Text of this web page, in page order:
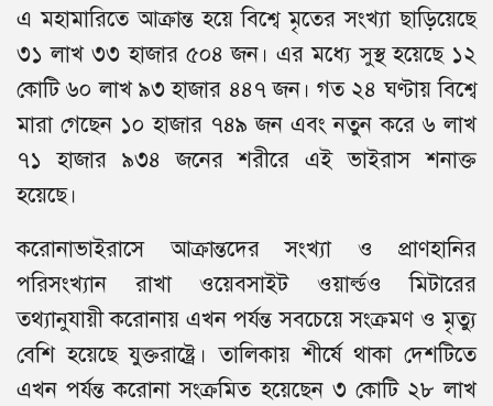
এ মহামারিতে আক্রান্ত হয়ে বিশ্বে মৃতের সংখ্যা ছাড়িয়েছে
৩১ লাখ ৩৩ হাজার ৫০৪ জন। এর মধ্যে সুস্থ হয়েছে ১২
কোটি ৬০ লাখ ৯৩ হাজার ৪৪৭ জন। গত ২৪ ঘণ্টায় বিশ্বে
মারা গেছেন ১০ হাজার ৭৪৯ জন এবং নতুন করে ৬ লাখ
৭১ হাজার ৯৩৪ জনের শরীরে এই ভাইরাস শনাক্ত
হয়েছে।
করোনাভাইরাসে আক্রান্তদের সংখ্যা ও প্রাণহানির
পরিসংখ্যান রাখা ওয়েবসাইট ওয়ার্ল্ডও মিটারের
তথ্যানুযায়ী করোনায় এখন পর্যন্ত সবচেয়ে সংক্রমণ ও মৃত্যু
বেশি হয়েছে যুক্তরাষ্ট্রে। তালিকায় শীর্ষে থাকা দেশটিতে
এখন পর্যন্ত করোনা সংক্রমিত হয়েছেন ৩ কোটি ২৮ লাখ